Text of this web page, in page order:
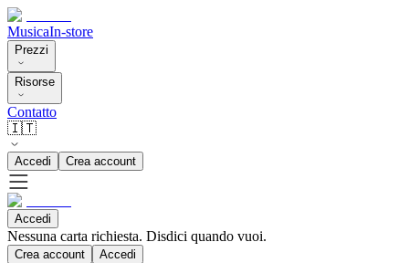
MusicaIn-store
Prezzi
Risorse
Contatto
🇮🇹
Accedi Crea account
Accedi
Nessuna carta richiesta. Disdici quando vuoi.
Crea account Accedi